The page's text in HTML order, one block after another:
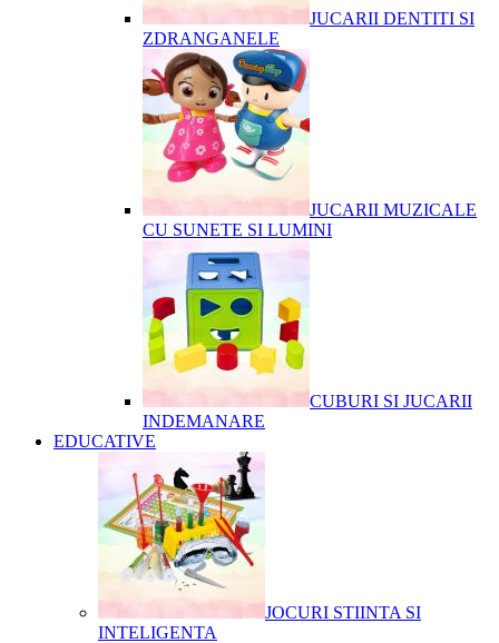
JUCARII DENTITI SI
ZDRANGANELE
JUCARII MUZICALE
CU SUNETE SI LUMINI
CUBURI SI JUCARII
INDEMANARE
EDUCATIVE
JOCURI STIINTA SI
INTELIGENTA